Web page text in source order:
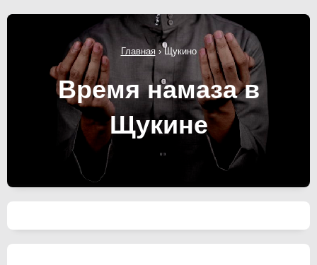
Главная›Щукино
Время намаза в
Щукине